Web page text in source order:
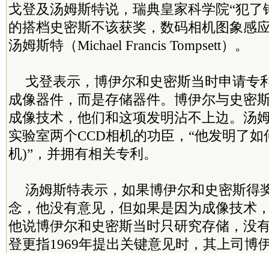
戈登及汤姆斯特说，瑞典皇家科学院“犯了
的搭档史密斯不该获奖，数码相机图象感
汤姆斯特（Michael Francis Tompsett）。
戈登表示，博伊尔和史密斯当时申请专
成像器件，而是存储器件。博伊尔与史密
成像技术，他们和这项发明沾不上边。汤
实验室两个CCD相机的功臣，“他发明了如
机)”，并拥有相关专利。
汤姆斯特表示，如果博伊尔和史密斯得
念，他没有意见，但如果是因为成像技术
他说博伊尔和史密斯当时只研究存储，没
登更指1969年提出关键意见时，其上司博